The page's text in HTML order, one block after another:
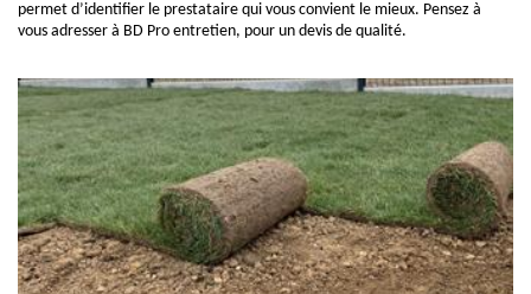
permet d’identifier le prestataire qui vous convient le mieux. Pensez à
vous adresser à BD Pro entretien, pour un devis de qualité.